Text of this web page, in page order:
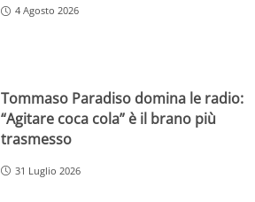
4 Agosto 2026
Tommaso Paradiso domina le radio:
“Agitare coca cola” è il brano più
trasmesso
31 Luglio 2026